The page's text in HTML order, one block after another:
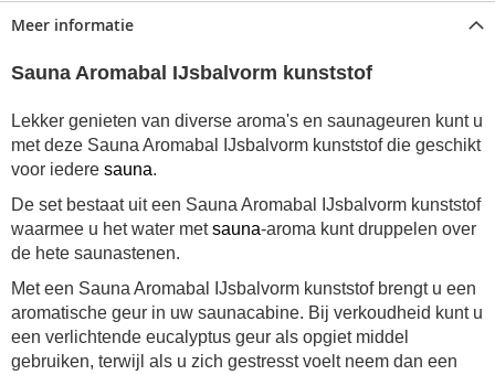
Meer informatie
Sauna Aromabal IJsbalvorm kunststof
Lekker genieten van diverse aroma's en saunageuren kunt u
met deze Sauna Aromabal IJsbalvorm kunststof die geschikt
voor iedere sauna.
De set bestaat uit een Sauna Aromabal IJsbalvorm kunststof
waarmee u het water metsauna-aroma kunt druppelen over
de hete saunastenen.
Met een Sauna Aromabal IJsbalvorm kunststof brengt u een
aromatische geur in uw saunacabine. Bij verkoudheid kunt u
een verlichtende eucalyptus geur als opgiet middel
gebruiken, terwijl als u zich gestresst voelt neem dan een